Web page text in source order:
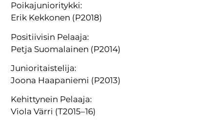
Poikajunioritykki:
Erik Kekkonen (P2018)
Positiivisin Pelaaja:
Petja Suomalainen (P2014)
Junioritaistelija:
Joona Haapaniemi (P2013)
Kehittynein Pelaaja:
Viola Värri (T2015–16)